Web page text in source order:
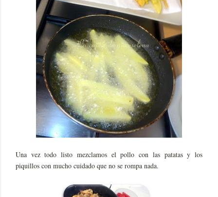
Una vez todo listo mezclamos el pollo con las patatas y los
piquillos con mucho cuidado que no se rompa nada.